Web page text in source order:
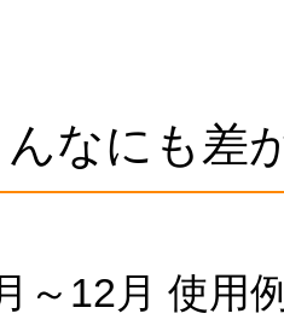
なにも差
～12月 使用